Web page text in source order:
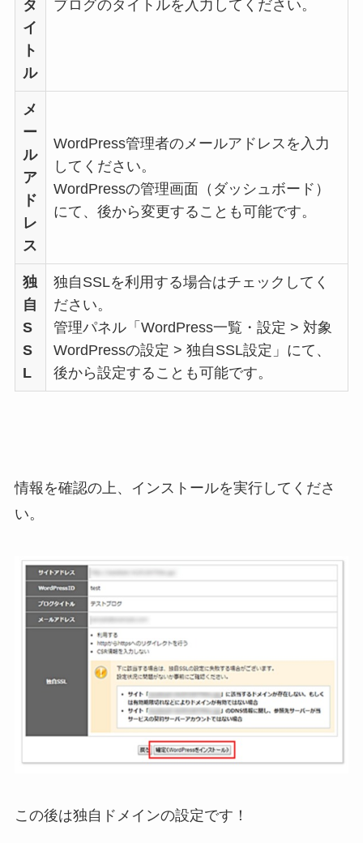
タ
イ
ト
ル
ブログのタイトルを入力してください。
メ
ー
ル
ア
ド
レ
ス
WordPress管理者のメールアドレスを入力
してください。
WordPressの管理画面（ダッシュボード）
にて、後から変更することも可能です。
独
自
S
S
L
独自SSLを利用する場合はチェックしてく
ださい。
管理パネル「WordPress一覧・設定 > 対象
WordPressの設定 > 独自SSL設定」にて、
後から設定することも可能です。
情報を確認の上、インストールを実行してくださ
い。
この後は独自ドメインの設定です！